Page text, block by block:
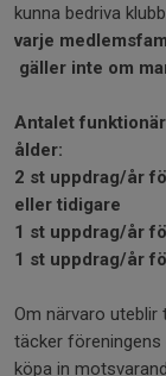
kunna bedriva
varje
gäller inte om
Antalet
ålder:
2 st uppdrag/år
eller tidigare
1 st uppdrag/år
1 st uppdrag/år
Om närvaro
täcker
köpa in